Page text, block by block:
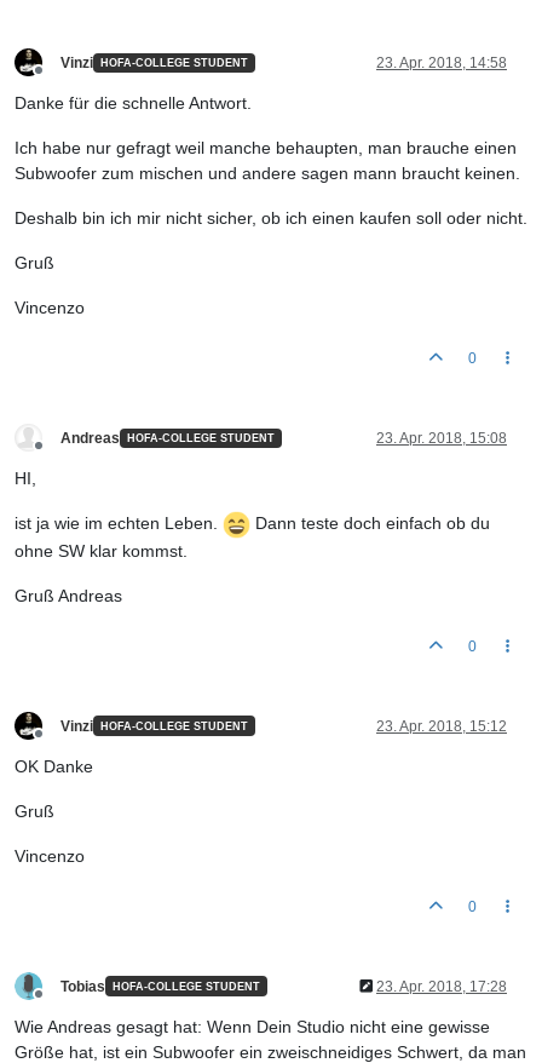
Offline
Vinzi HOFA-COLLEGE STUDENT 23. Apr. 2018, 14:58
Danke für die schnelle Antwort.
Ich habe nur gefragt weil manche behaupten, man brauche einen
Subwoofer zum mischen und andere sagen mann braucht keinen.
Deshalb bin ich mir nicht sicher, ob ich einen kaufen soll oder nicht.
Gruß
Vincenzo
0
Offline
Andreas HOFA-COLLEGE STUDENT 23. Apr. 2018, 15:08
HI,
ist ja wie im echten Leben.
Dann teste doch einfach ob du
ohne SW klar kommst.
Gruß Andreas
0
Offline
Vinzi HOFA-COLLEGE STUDENT 23. Apr. 2018, 15:12
OK Danke
Gruß
Vincenzo
0
Offline
Tobias HOFA-COLLEGE STUDENT 23. Apr. 2018, 17:28
Wie Andreas gesagt hat: Wenn Dein Studio nicht eine gewisse
Größe hat, ist ein Subwoofer ein zweischneidiges Schwert, da man